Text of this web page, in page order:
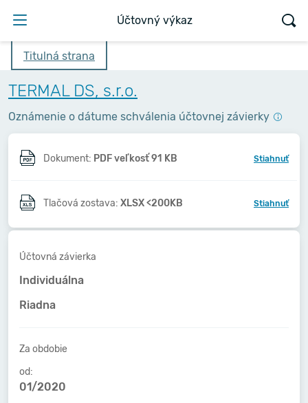
Účtovný výkaz
Titulná strana
TERMAL DS, s.r.o.
Oznámenie o dátume schválenia účtovnej závierky
Dokument: PDF veľkosť 91 KB Stiahnuť
Tlačová zostava: XLSX <200KB Stiahnuť
Účtovná závierka
Individuálna
Riadna
Za obdobie
od:
01/2020